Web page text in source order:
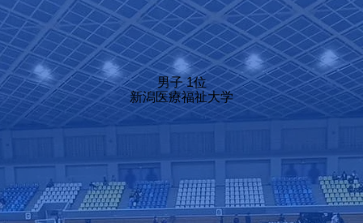
男子 1位
​新潟医療福祉大学